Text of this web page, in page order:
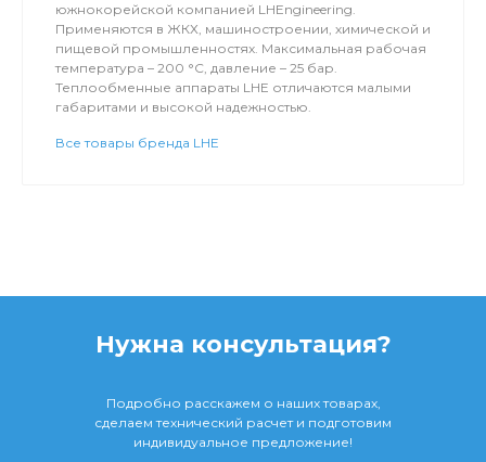
южнокорейской компанией LHEngineering.
Применяются в ЖКХ, машиностроении, химической и
пищевой промышленностях. Максимальная рабочая
температура – 200 °C, давление – 25 бар.
Теплообменные аппараты LHE отличаются малыми
габаритами и высокой надежностью.
Все товары бренда LHE
Нужна консультация?
Подробно расскажем о наших товарах,
сделаем технический расчет и подготовим
индивидуальное предложение!